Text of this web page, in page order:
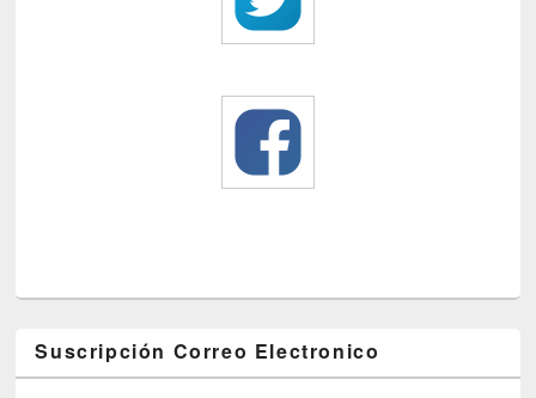
Suscripción Correo Electronico